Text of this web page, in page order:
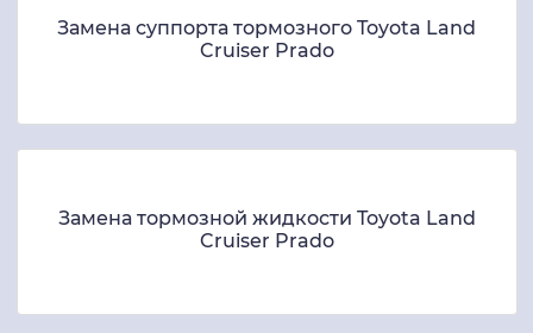
Замена суппорта тормозного Toyota Land
Cruiser Prado
Замена тормозной жидкости Toyota Land
Cruiser Prado